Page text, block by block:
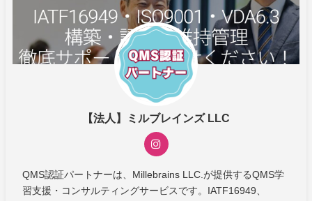
【法人】ミルブレインズ LLC
QMS認証パートナーは、Millebrains LLC.が提供するQMS学
習支援・コンサルティングサービスです。IATF16949、